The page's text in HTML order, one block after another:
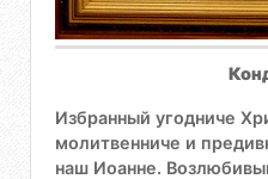
Избранный угодниче
молитвенниче и
наш Иоанне.